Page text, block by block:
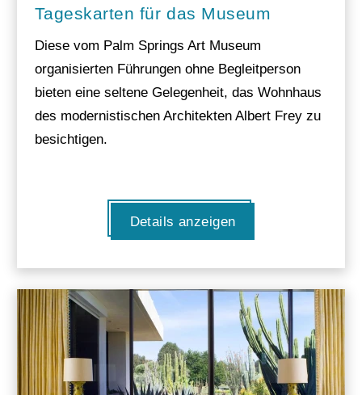
Tageskarten für das Museum
Diese vom Palm Springs Art Museum
organisierten Führungen ohne Begleitperson
bieten eine seltene Gelegenheit, das Wohnhaus
des modernistischen Architekten Albert Frey zu
besichtigen.
Details anzeigen